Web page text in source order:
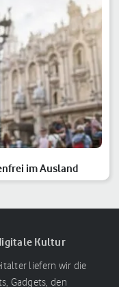
im Ausland
Kultur
liefern wir die
Gadgets, den